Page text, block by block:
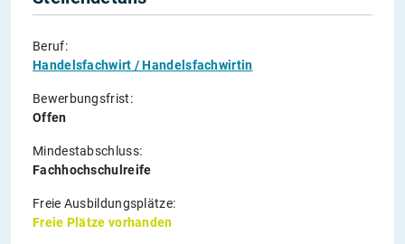
Beruf:
Handelsfachwirt / Handelsfachwirtin
Bewerbungsfrist:
Offen
Mindestabschluss:
Fachhochschulreife
Freie Ausbildungsplätze:
Freie Plätze vorhanden